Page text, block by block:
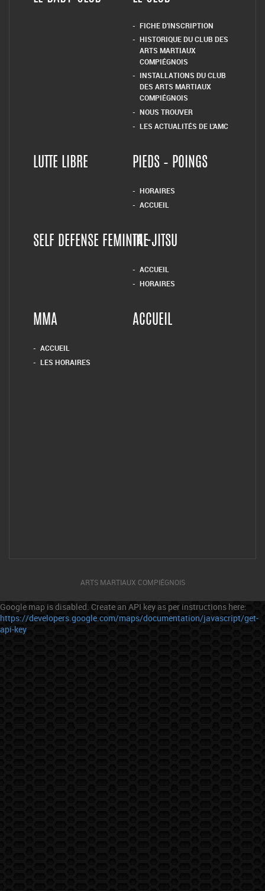
FICHE D’INSCRIPTION
HISTORIQUE DU CLUB DES
ARTS MARTIAUX
COMPIÉGNOIS
INSTALLATIONS DU CLUB
DES ARTS MARTIAUX
COMPIÉGNOIS
NOUS TROUVER
LES ACTUALITÉS DE L’AMC
LUTTE LIBRE PIEDS – POINGS
HORAIRES
ACCUEIL
SELF DEFENSE FEMININETAI-JITSU
ACCUEIL
HORAIRES
MMA
ACCUEIL
LES HORAIRES
ACCUEIL
ARTS MARTIAUX COMPIÉGNOIS
Google map is disabled. Create an API key as per instructions here:
https://developers.google.com/maps/documentation/javascript/get-
api-key